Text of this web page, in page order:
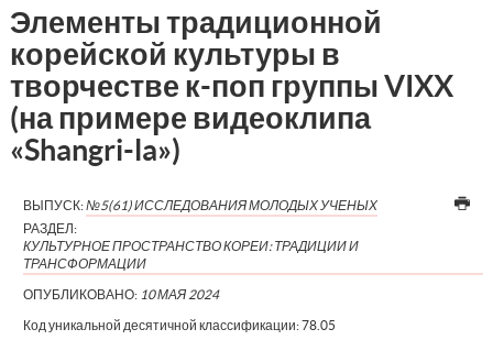
Элементы традиционной
корейской культуры в
творчестве к-поп группы VIXX
(на примере видеоклипа
«Shangri-la»)
ВЫПУСК:№5(61) ИССЛЕДОВАНИЯ МОЛОДЫХ УЧЕНЫХ
РАЗДЕЛ:
КУЛЬТУРНОЕ ПРОСТРАНСТВО КОРЕИ: ТРАДИЦИИ И
ТРАНСФОРМАЦИИ
ОПУБЛИКОВАНО: 10 МАЯ 2024
Код уникальной десятичной классификации:78.05